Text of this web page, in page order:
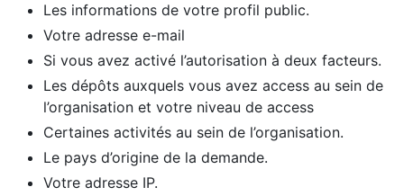
Les informations de votre profil public.
Votre adresse e-mail
Si vous avez activé l’autorisation à deux facteurs.
Les dépôts auxquels vous avez access au sein de
l’organisation et votre niveau de access
Certaines activités au sein de l’organisation.
Le pays d’origine de la demande.
Votre adresse IP.